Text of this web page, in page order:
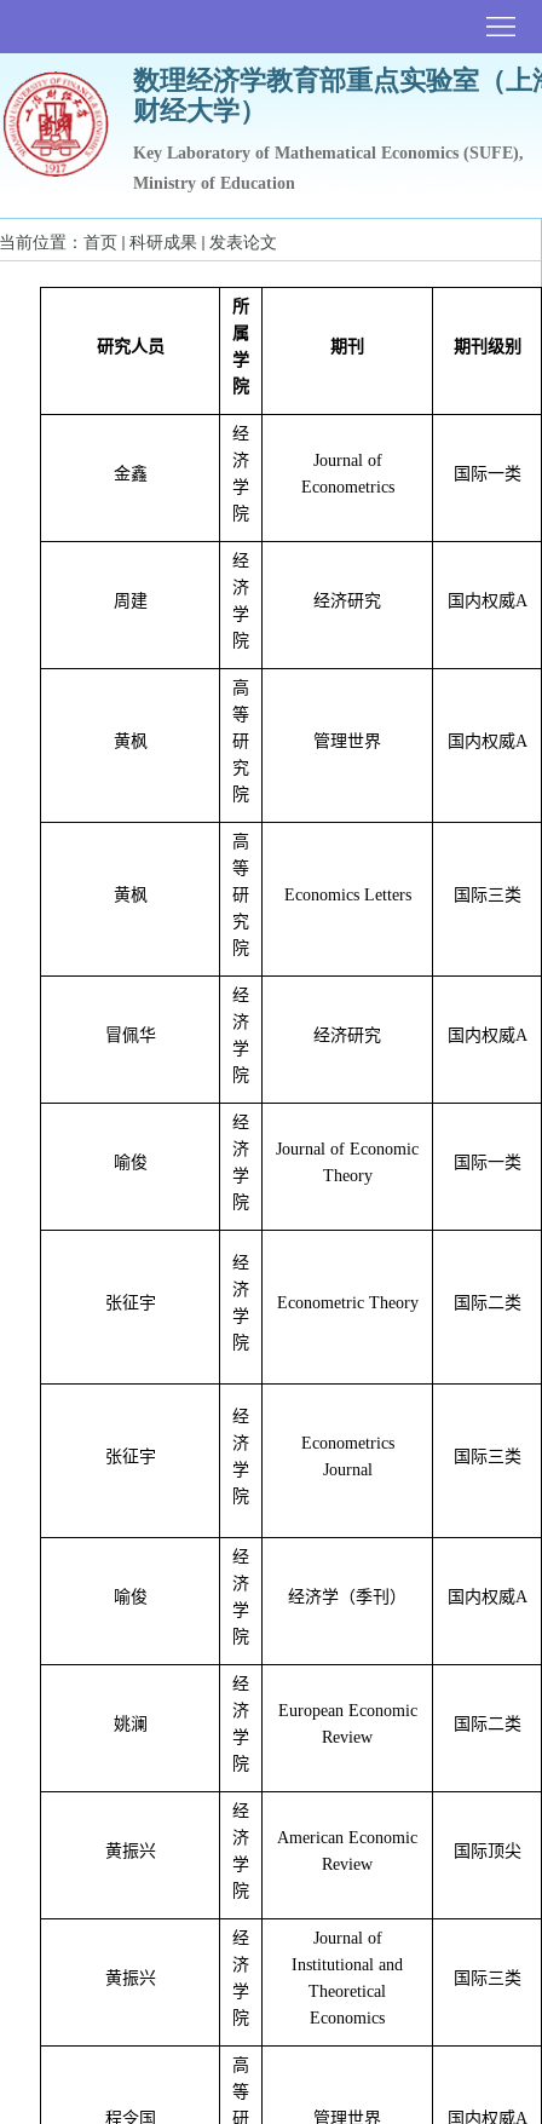
数理经济学教育部重点实验室（上
财经大学）
Key Laboratory of Mathematical Economics (SUFE),
Ministry of Education
页
实
验
概
科
团
才
实
当前位置： 首页 科研成果 发表论文
研究人员
所
属
学
院
期刊 期刊级别
金鑫
经
济
学
院
Journal of
Econometrics
国际一类
周建
经
济
学
院
经济研究 国内权威A
黄枫
高
等
研
究
院
管理世界 国内权威A
黄枫
高
等
研
究
院
Economics Letters 国际三类
冒佩华
经
济
学
院
经济研究 国内权威A
喻俊
经
济
学
院
Journal of Economic
Theory
国际一类
张征宇
经
济
学
院
Econometric Theory 国际二类
张征宇
经
济
学
院
Econometrics
Journal
国际三类
喻俊
经
济
学
院
经济学（季刊） 国内权威A
姚澜
经
济
学
院
European Economic
Review
国际二类
黄振兴
经
济
学
院
American Economic
Review
国际顶尖
黄振兴
经
济
学
院
Journal of
Institutional and
Theoretical
Economics
国际三类
程令国
高
等
研
管理世界 国内权威A